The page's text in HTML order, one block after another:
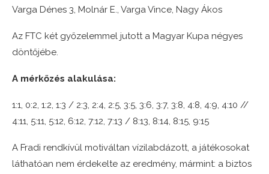
Varga Dénes 3, Molnár E., Varga Vince, Nagy Ákos
Az FTC két győzelemmel jutott a Magyar Kupa négyes
döntőjébe.
A mérkőzés alakulása:
1:1, 0:2, 1:2, 1:3 / 2:3, 2:4, 2:5, 3:5, 3:6, 3:7, 3:8, 4:8, 4:9, 4:10 //
4:11, 5:11, 5:12, 6:12, 7:12, 7:13 / 8:13, 8:14, 8:15, 9:15
A Fradi rendkívül motiváltan vízilabdázott, a játékosokat
láthatóan nem érdekelte az eredmény, mármint: a biztos